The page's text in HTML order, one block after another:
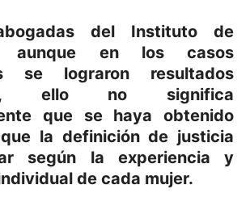
del Instituto de
aunque en los casos
se lograron resultados
ello no significa
que se haya obtenido
la definición de justicia
según la experiencia y
de cada mujer.